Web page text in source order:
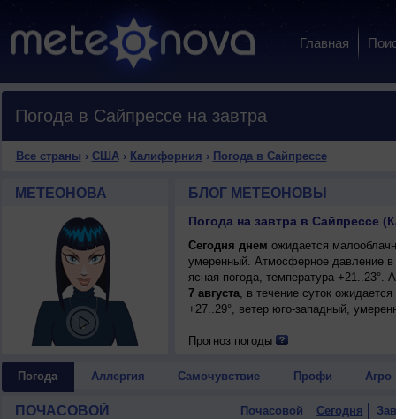
Главная
Погода в Сайпрессе на завтра
Все страны › США› Калифорния › Погода в Сайпрессе
МЕТЕОНОВА БЛОГ МЕТЕОНОВЫ
Погода на завтра в Сайпрессе
Сегодня днем ожидается
умеренный. Атмосферное давление
ясная погода, температура
7 августа, в течение суток
+27..29°, ветер юго-западный,
Прогноз погоды
Погода Аллергия Самочувствие Профи Агро
ПОЧАСОВОЙ Почасовой Сегодня